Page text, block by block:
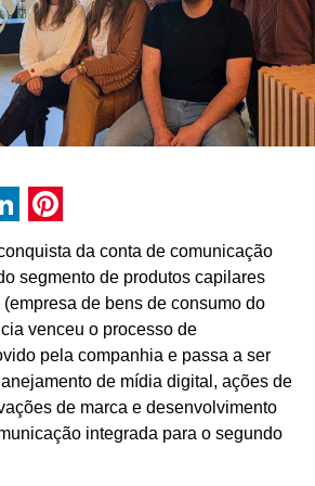
e entendemos que
é um motor de crescimento direto.
traduzimos hoje como Business
Paulo Farnese, CEO da EAÍ?!.
é celebrar esta história com o
primeiro dia, reafirmando nosso
dos nossos clientes”.
carrega o histórico de projetos para
como Whirlpool, Heineken, Banco
Boticário, Suvinil, GOL,
para seguir o ritmo do seu
inicia o novo ciclo com a conquista
(convenção anual e viagem de
(campanhas de engajamento
do escopo de atuação com a
nacional de eventos e trade
Pinterest
da conta de comunicação
segmento de produtos capilares
de bens de consumo do
venceu o processo de
pela companhia e passa a ser
de mídia digital, ações de
de marca e desenvolvimento
integrada para o segundo